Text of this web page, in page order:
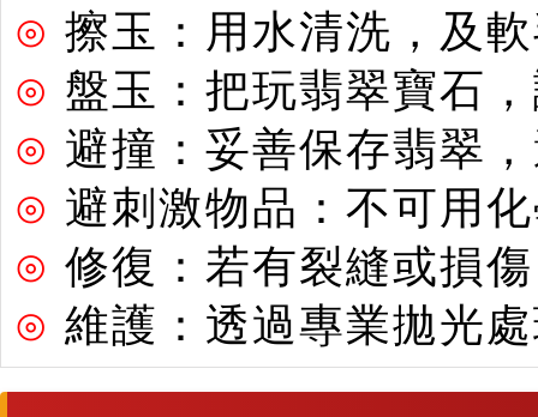
⊙ 擦玉：用水清洗，及
⊙ 盤玉：把玩翡翠寶石
⊙ 避撞：妥善保存翡翠
⊙ 避刺激物品：不可用
⊙ 修復：若有裂縫或損
⊙ 維護：透過專業拋光